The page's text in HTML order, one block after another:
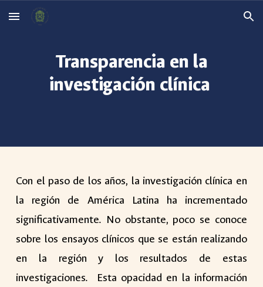
Skip to main content Skip to navigation
Transparencia en la
investigación clínica
Con el paso de los años, la investigación clínica en
la región de América Latina ha incrementado
significativamente. No obstante, poco se conoce
sobre los ensayos clínicos que se están realizando
en la región y los resultados de estas
investigaciones. Esta opacidad en la información